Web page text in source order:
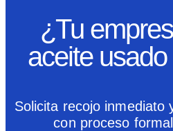
¿Tu
aceite
Solicita recojo inmediato
con proceso